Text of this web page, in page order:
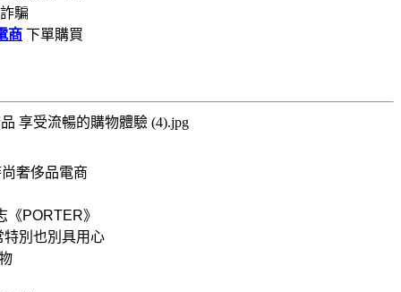
騙
商 下單購買
奢侈品電商
PORTER》
別也別具用心